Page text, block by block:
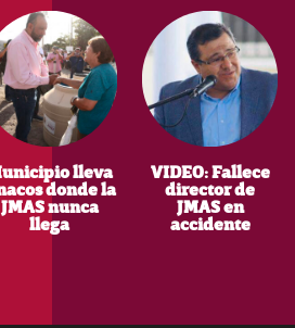
lleva
donde la
JMAS nunca
llega
VIDEO: Fallece
director de
JMAS en
accidente